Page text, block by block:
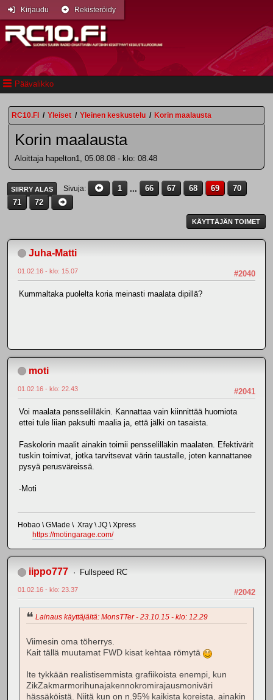
Päävalikko
Kirjaudu Rekisteröidy
RC10.FI / Yleiset / Yleinen keskustelu / Korin maalausta
Korin maalausta
Aloittaja hapelton1, 05.08.08 - klo: 08.48
SIIRRY ALAS Sivuja 1 ... 66 67 68 69
70
71
72
KÄYTTÄJÄN TOIMET
Juha-Matti
#2040
01.02.16 - klo: 15.07
Kummaltaka puolelta koria meinasti maalata dipillä?
moti
#2041
01.02.16 - klo: 22.43
Voi maalata pensselilläkin. Kannattaa vain kiinnittää huomiota
ettei tule liian paksulti maalia ja, että jälki on tasaista.
Faskolorin maalit ainakin toimii pensselilläkin maalaten. Efektivärit
tuskin toimivat, jotka tarvitsevat värin taustalle, joten kannattanee
pysyä perusväreissä.
-Moti
Hobao \ GMade \ Xray \ JQ \ Xpress
https://motingarage.com/
iippo777 Fullspeed RC
#2042
01.02.16 - klo: 23.37
Lainaus käyttäjältä: MonsTTer - 23.10.15 - klo: 12.29
Viimesin oma töherrys.
Kait tällä muutamat FWD kisat kehtaa römytä
Ite tykkään realistisemmista grafiikoista enempi, kun
ZikZakmarmorihunajakennokromirajausmoniväri
hässäköistä. Niitä kun on n.95% kaikista koreista, ainakin